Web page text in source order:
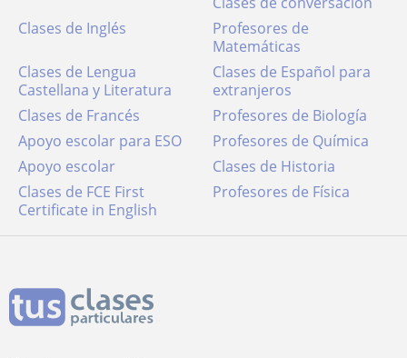
Clases de Inglés
Profesores de
Matemáticas
Clases de Lengua
Castellana y Literatura
Clases de Español para
extranjeros
Clases de Francés
Profesores de Biología
Apoyo escolar para ESO
Profesores de Química
Apoyo escolar
Clases de Historia
Clases de FCE First
Certificate in English
Profesores de Física